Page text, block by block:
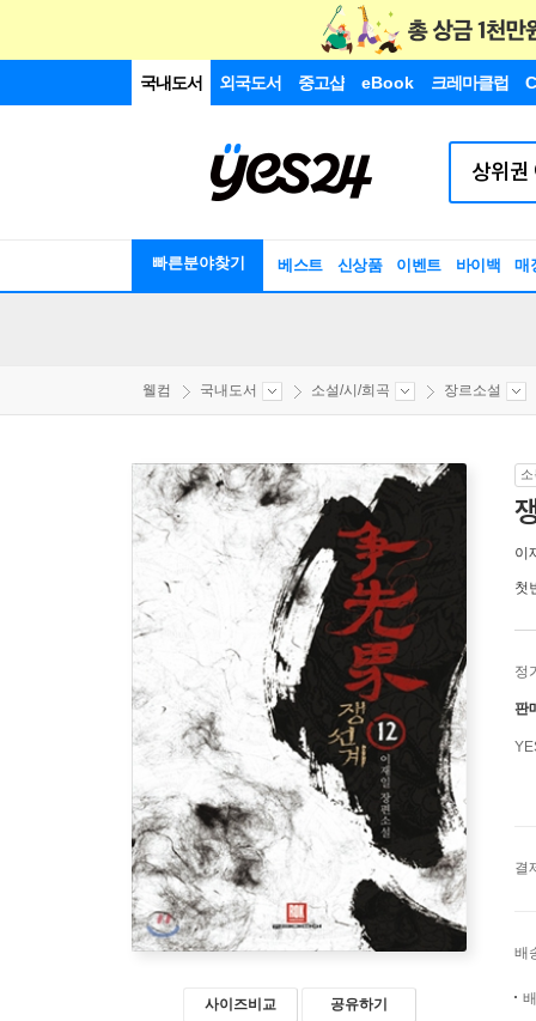
국내도서 외국도서 중고샵 eBook 크레마클럽
빠른분야찾기 베스트 신상품 이벤트 바이백 매
웰컴 국내도서 소설/시/희곡 장르소설
사이즈비교 공유하기
이
첫
정
판
결
배